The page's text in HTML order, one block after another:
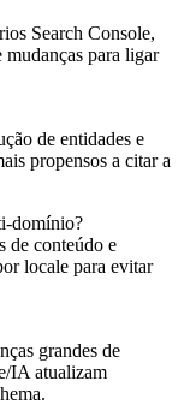
Search Console,
mudanças para ligar
de entidades e
propensos a citar a
domínio?
de conteúdo e
locale para evitar
grandes de
IA atualizam